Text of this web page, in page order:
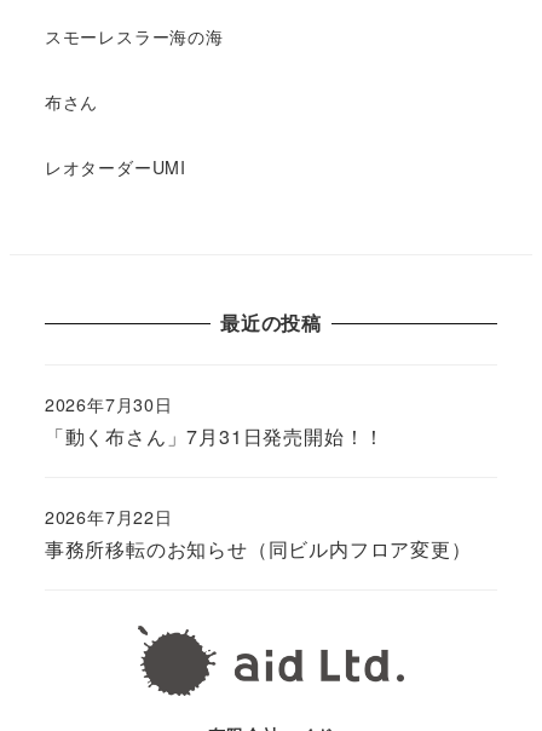
スモーレスラー海の海
布さん
レオターダーUMI
最近の投稿
「動く布さん」7月31日発売開始！！
2026年7月30日
事務所移転のお知らせ（同ビル内フロア変更）
2026年7月22日